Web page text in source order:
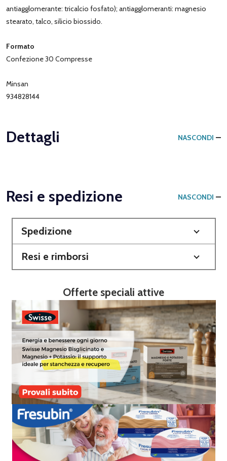
antiagglomerante: tricalcio fosfato); antiagglomeranti: magnesio
stearato, talco, silicio biossido.
Formato
Confezione 30 Compresse
Minsan
934828144
Dettagli NASCONDI
Resi e spedizione NASCONDI
Spedizione
Resi e rimborsi
Offerte speciali attive